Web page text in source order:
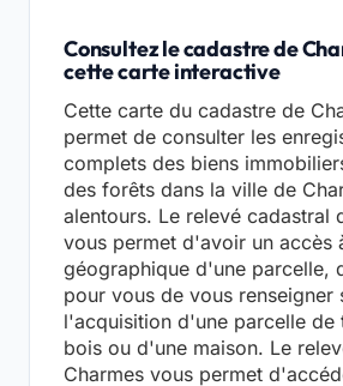
Consultez le cadastre de
cette carte interactive
Cette carte du cadastre de
permet de consulter les
complets des biens
des forêts dans la ville de
alentours. Le relevé cadastral
vous permet d'avoir un accès
géographique d'une parcelle,
pour vous de vous renseigner
l'acquisition d'une parcelle de
bois ou d'une maison. Le
Charmes vous permet